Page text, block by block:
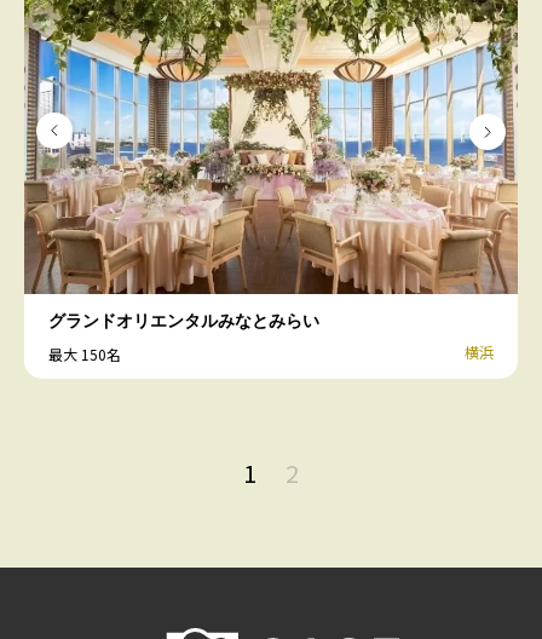
グランドオリエンタルみなとみらい
最大 150名 横浜
1 2